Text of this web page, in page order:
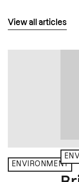
View all articles
ENVIRONMENT